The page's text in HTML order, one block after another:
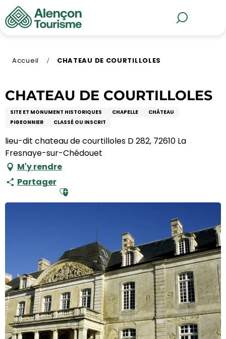
Aller
au
contenu
Accueil CHATEAU DE COURTILLOLES
CHATEAU DE COURTILLOLES
SITE ET MONUMENT HISTORIQUES CHAPELLE
CHÂTEAU
PIGEONNIER
CLASSÉ OU INSCRIT
lieu-dit chateau de courtilloles D 282, 72610 La
Fresnaye-sur-Chédouet
M'y rendre
Partager Ajouter aux favoris